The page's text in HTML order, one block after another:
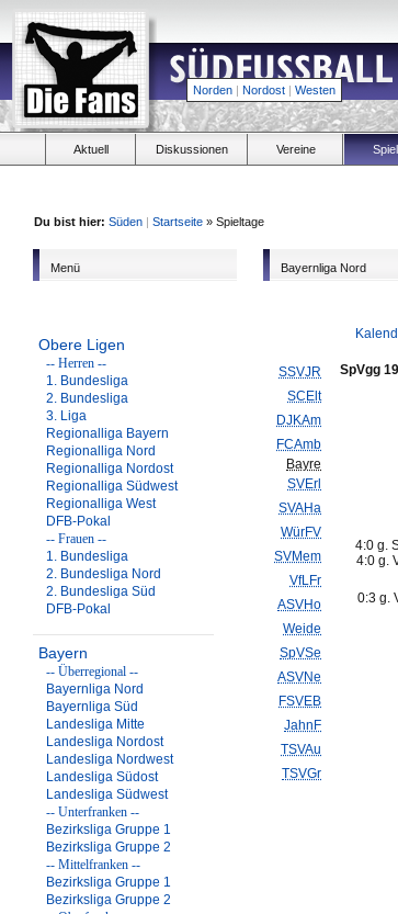
Norden | Nordost | Westen
Aktuell Diskussionen Vereine
Du bist hier: Süden | Startseite » Spieltage
Menü
Obere Ligen
-- Herren --
1. Bundesliga
2. Bundesliga
3. Liga
Regionalliga Bayern
Regionalliga Nord
Regionalliga Nordost
Regionalliga Südwest
Regionalliga West
DFB-Pokal
-- Frauen --
1. Bundesliga
2. Bundesliga Nord
2. Bundesliga Süd
DFB-Pokal
Bayern
-- Überregional --
Bayernliga Nord
Bayernliga Süd
Landesliga Mitte
Landesliga Nordost
Landesliga Nordwest
Landesliga Südost
Landesliga Südwest
-- Unterfranken --
Bezirksliga Gruppe 1
Bezirksliga Gruppe 2
-- Mittelfranken --
Bezirksliga Gruppe 1
Bezirksliga Gruppe 2
Bayernliga Nord
SSVJR
SCElt
DJKAm
FCAmb
Bayre
SVErl
SVAHa
WürFV
SVMem
VfLFr
ASVHo
Weide
SpVSe
ASVNe
FSVEB
JahnF
TSVAu
TSVGr
SpVgg
4:0 g.
4:0 g.
0:3 g.